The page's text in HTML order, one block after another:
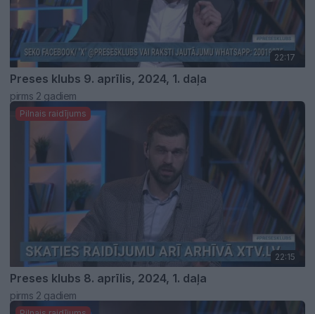
22:17
Preses klubs 9. aprīlis, 2024, 1. daļa
pirms 2 gadiem
Pilnais raidījums
22:15
Preses klubs 8. aprīlis, 2024, 1. daļa
pirms 2 gadiem